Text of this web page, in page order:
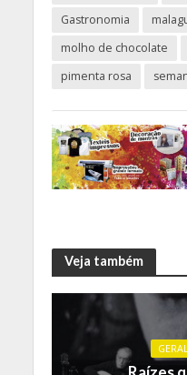
Gastronomia
molho de chocolate
pimenta rosa
Veja também